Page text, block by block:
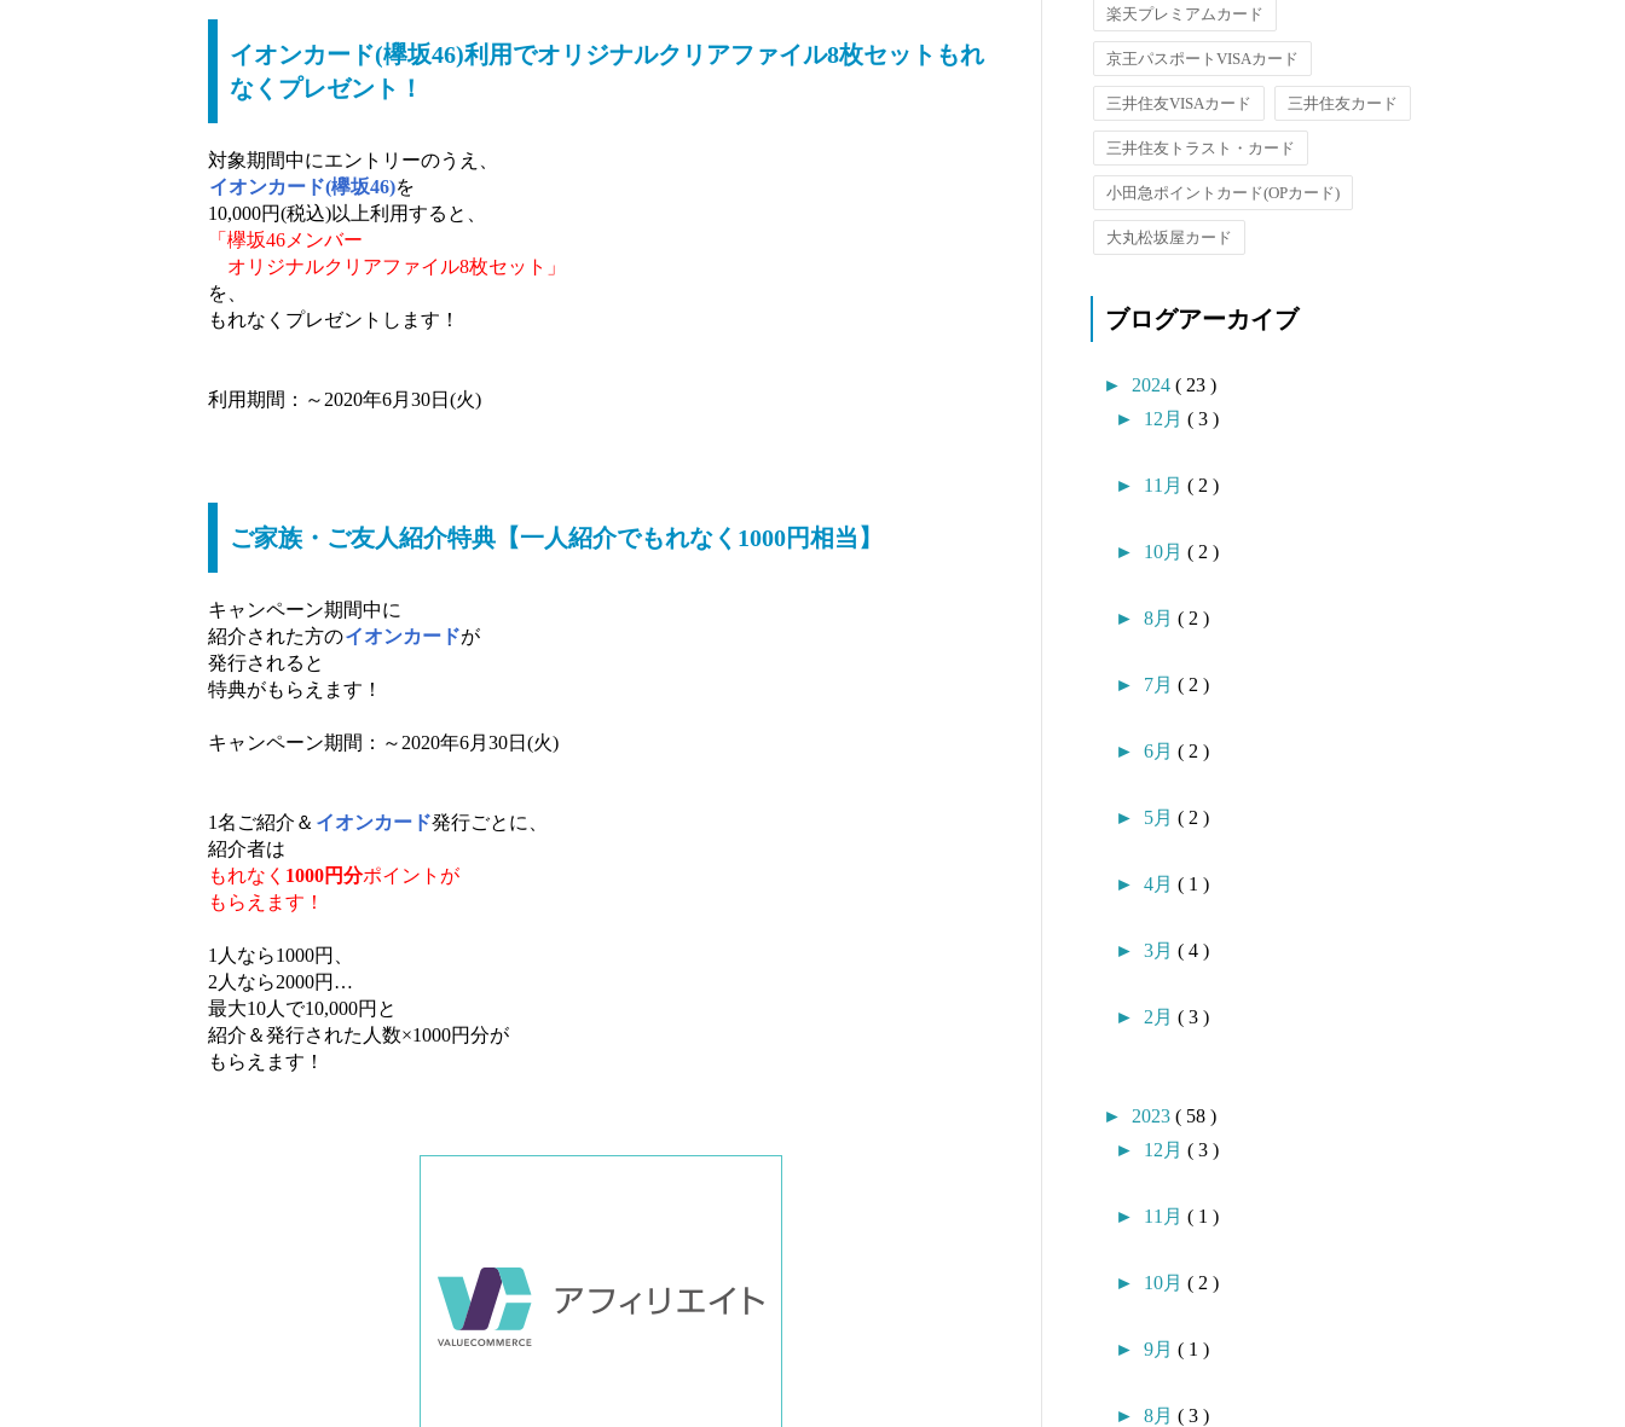
イオンカード(欅坂46)利用でオリジナルクリアファイル8枚セットもれ
なくプレゼント！
対象期間中にエントリーのうえ、
イオンカード(欅坂46)を
10,000円(税込)以上利用すると、
「欅坂46メンバー
オリジナルクリアファイル8枚セット」
を、
もれなくプレゼントします！
利用期間：～2020年6月30日(火)
ご家族・ご友人紹介特典【一人紹介でもれなく1000円相当】
キャンペーン期間中に
紹介された方のイオンカードが
発行されると
特典がもらえます！
キャンペーン期間：～2020年6月30日(火)
1名ご紹介＆ イオンカード発行ごとに、
紹介者は
もれなく 1000円分ポイントが
もらえます！
1人なら1000円、
2人なら2000円…
最大10人で10,000円と
紹介＆発行された人数×1000円分が
もらえます！
楽天プレミアムカード
京王パスポートVISAカード
三井住友VISAカード 三井住友カード
三井住友トラスト・カード
小田急ポイントカード(OPカード)
大丸松坂屋カード
ブログアーカイブ
► 2024 ( 23 )
► 12月 ( 3 )
► 11月 ( 2 )
► 10月 ( 2 )
► 8月 ( 2 )
► 7月 ( 2 )
► 6月 ( 2 )
► 5月 ( 2 )
► 4月 ( 1 )
► 3月 ( 4 )
► 2月 ( 3 )
► 2023 ( 58 )
► 12月 ( 3 )
► 11月 ( 1 )
► 10月 ( 2 )
► 9月 ( 1 )
► 8月 ( 3 )